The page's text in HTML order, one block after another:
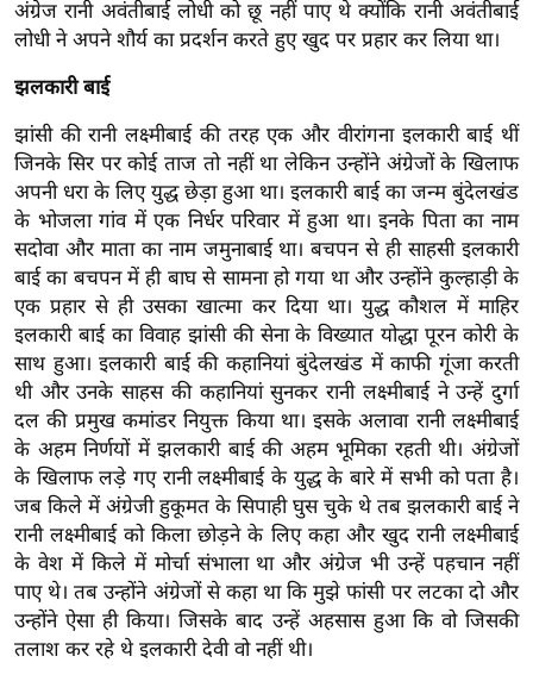
/
फै
श
घ
रे
लू
नु
स्खे
प
र्य
ट
न
स्थ
ल
फि
ट
ने
स
मं
त्रा
अंग्रेज रानी अवंतीबाई लोधी को छू नहीं पाए थे क्योंकि रानी अवंतीबाई
लोधी ने अपने शौर्य का प्रदर्शन करते हुए खुद पर प्रहार कर लिया था।
झलकारी बाई
झांसी की रानी लक्ष्मीबाई की तरह एक और वीरांगना इलकारी बाई थीं
जिनके सिर पर कोई ताज तो नहीं था लेकिन उन्होंने अंग्रेजों के खिलाफ
अपनी धरा के लिए युद्ध छेड़ा हुआ था। इलकारी बाई का जन्म बुंदेलखंड
के भोजला गांव में एक निर्धर परिवार में हुआ था। इनके पिता का नाम
सदोवा और माता का नाम जमुनाबाई था। बचपन से ही साहसी इलकारी
बाई का बचपन में ही बाघ से सामना हो गया था और उन्होंने कुल्हाड़ी के
एक प्रहार से ही उसका खात्मा कर दिया था। युद्ध कौशल में माहिर
इलकारी बाई का विवाह झांसी की सेना के विख्यात योद्धा पूरन कोरी के
साथ हुआ। इलकारी बाई की कहानियां बुंदेलखंड में काफी गूंजा करती
थी और उनके साहस की कहानियां सुनकर रानी लक्ष्मीबाई ने उन्हें दुर्गा
दल की प्रमुख कमांडर नियुक्त किया था। इसके अलावा रानी लक्ष्मीबाई
के अहम निर्णयों में झलकारी बाई की अहम भूमिका रहती थी। अंग्रेजों
के खिलाफ लड़े गए रानी लक्ष्मीबाई के युद्ध के बारे में सभी को पता है।
जब किले में अंग्रेजी हुकूमत के सिपाही घुस चुके थे तब झलकारी बाई ने
रानी लक्ष्मीबाई को किला छोड़ने के लिए कहा और खुद रानी लक्ष्मीबाई
के वेश में किले में मोर्चा संभाला था और अंग्रेज भी उन्हें पहचान नहीं
पाए थे। तब उन्होंने अंग्रेजों से कहा था कि मुझे फांसी पर लटका दो और
उन्होंने ऐसा ही किया। जिसके बाद उन्हें अहसास हुआ कि वो जिसकी
तलाश कर रहे थे इलकारी देवी वो नहीं थी।